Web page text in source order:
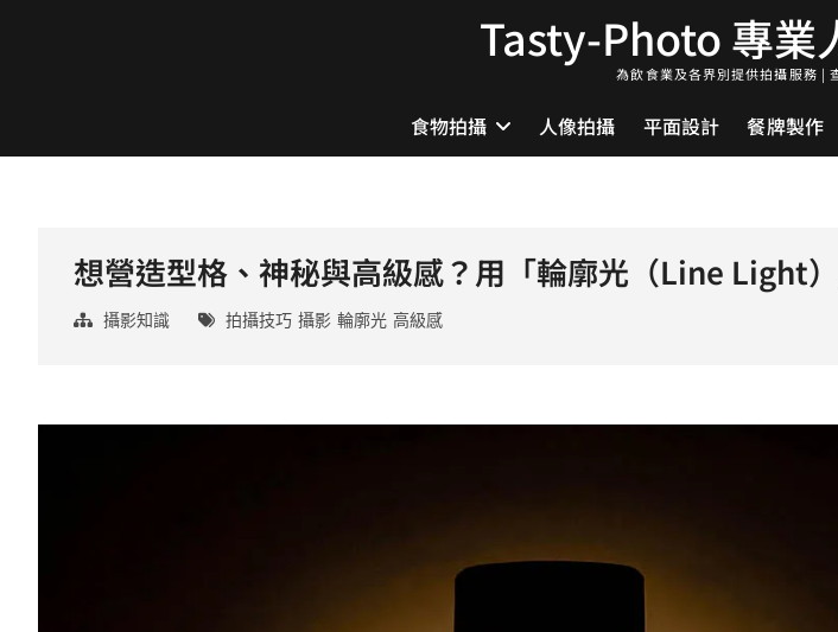
Tasty-Photo 專業
為飲食業及各界別提供拍攝服務 |
食物拍攝 人像拍攝 平面設計 餐牌製作
想營造型格、神秘與高級感？用「輪廓光（Line Light
攝影知識 拍攝技巧 攝影 輪廓光 高級感